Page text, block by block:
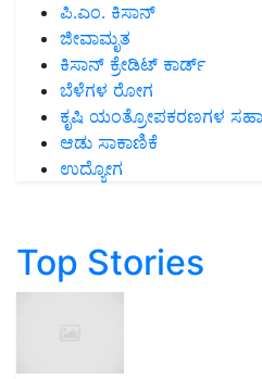
ಪಿ.ಎಂ. ಕಿಸಾನ್
ಜೀವಾಮೃತ
ಕಿಸಾನ್ ಕ್ರೇಡಿಟ್ ಕಾರ್ಡ್
ಬೆಳೆಗಳ ರೋಗ
ಕೃಷಿ ಯಂತ್ರೋಪಕರಣಗಳ
ಆಡು ಸಾಕಾಣಿಕೆ
ಉದ್ಯೋಗ
Top Stories